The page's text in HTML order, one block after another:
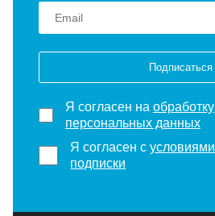
Подписаться
Я согласен на обработку
персональных данных
Я согласен сусловиями
подписки